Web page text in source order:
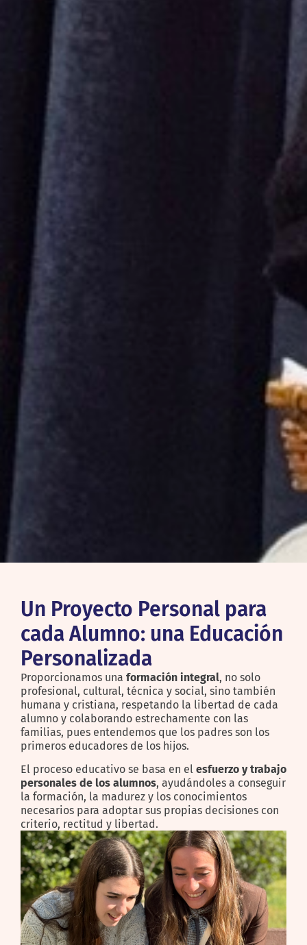
Un Proyecto Personal para
cada Alumno: una Educación
Personalizada
Proporcionamos una formación integral, no solo
profesional, cultural, técnica y social, sino también
humana y cristiana, respetando la libertad de cada
alumno y colaborando estrechamente con las
familias, pues entendemos que los padres son los
primeros educadores de los hijos.
El proceso educativo se basa en el esfuerzo y trabajo
personales de los alumnos, ayudándoles a conseguir
la formación, la madurez y los conocimientos
necesarios para adoptar sus propias decisiones con
criterio, rectitud y libertad.